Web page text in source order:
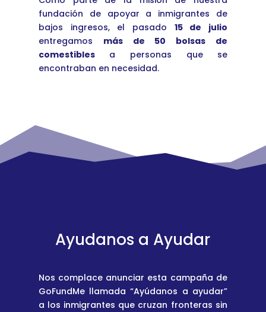
fundación de apoyar a inmigrantes de
bajos ingresos, el pasado 15 de julio
entregamos más de 50 bolsas de
comestiblesa personas que se
encontraban en necesidad.
Ayudanos a Ayudar
Nos complace anunciar esta campaña de
GoFundMe llamada “Ayúdanos a ayudar”
a los inmigrantes que cruzan fronteras sin